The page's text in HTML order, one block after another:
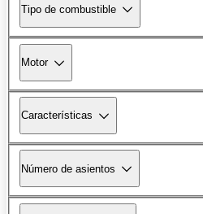
Tipo de combustible
Motor
Características
Número de asientos